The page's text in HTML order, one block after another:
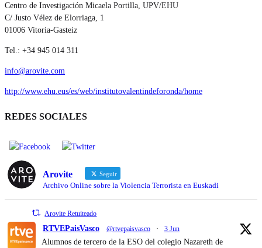
Centro de Investigación Micaela Portilla, UPV/EHU
C/ Justo Vélez de Elorriaga, 1
01006 Vitoria-Gasteiz
Tel.: +34 945 014 311
info@arovite.com
http://www.ehu.eus/es/web/institutovalentindeforonda/home
REDES SOCIALES
Arovite Seguir
Archivo Online sobre la Violencia Terrorista en Euskadi
Arovite Retuiteado
RTVEPaisVasco @rtvepaisvasco · 3 Jun
Alumnos de tercero de la ESO del colegio Nazareth de